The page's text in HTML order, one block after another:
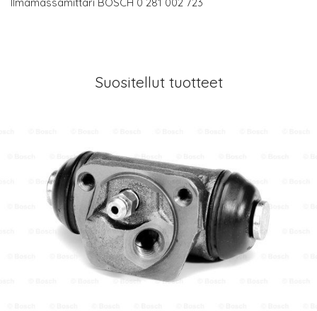
Ilmamassamittari BOSCH 0 281 002 723
Suositellut tuotteet